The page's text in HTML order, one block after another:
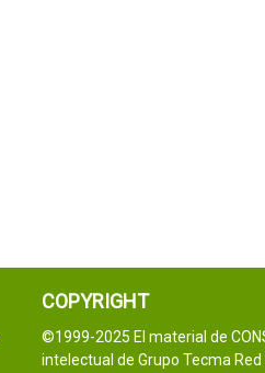
COPYRIGHT
©1999-2025 El material de
intelectual de Grupo Tecma